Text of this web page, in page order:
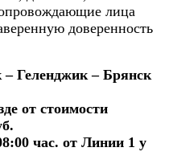
лица
доверенность
Геленджик – Брянск
от стоимости
час. от Линии 1 у